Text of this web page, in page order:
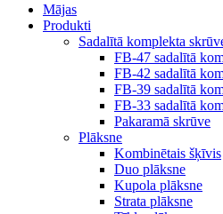
Mājas
Produkti
Sadalītā komplekta
FB-47 sadalītā
FB-42 sadalītā
FB-39 sadalītā
FB-33 sadalītā
Pakaramā skrūve
Plāksne
Kombinētais šķīvis
Duo plāksne
Kupola plāksne
Strata plāksne